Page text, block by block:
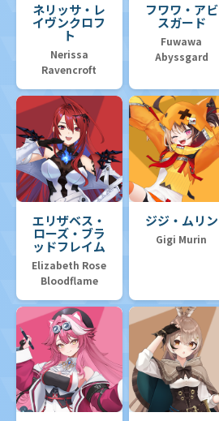
ネリッサ・レ
イヴンクロフ
ト
Nerissa
Ravencroft
フワワ・アビ
スガード
Fuwawa
Abyssgard
エリザベス・
ローズ・ブラ
ッドフレイム
Elizabeth Rose
Bloodflame
ジジ・ムリン
Gigi Murin